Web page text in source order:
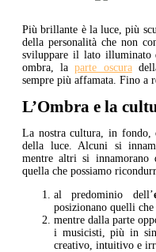
Più brillante è la luce, più
della personalità che non
sviluppare il lato illuminato
ombra, laparte oscura
sempre più affamata. Fino a
L’Ombra e la
La nostra cultura, in fondo,
della luce. Alcuni si
mentre altri si innamorano
quella che possiamo
al predominio dell’
posizionano quelli che
mentre dalla parte
i musicisti, più in
creativo, intuitivo e